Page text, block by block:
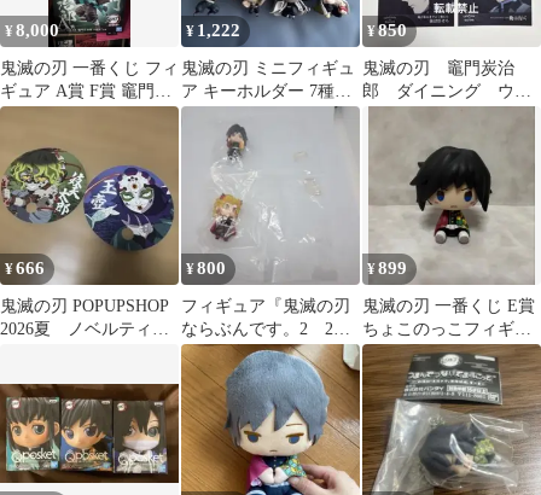
¥8,000
鬼滅の刃 一番くじ フィ
ギュア A賞 F賞 竈門炭
治郎冨岡義勇2体セット
¥ 1,222
鬼滅の刃 ミニフィギュ
ア キーホルダー 7種セ
ット
¥850
鬼滅の刃 竈門炭治
郎 ダイニング ウェ
¥666
鬼滅の刃 POPUPSHOP
2026夏 ノベルティ
¥800
フィギュア『鬼滅の刃
ならぶんです。2 2個
セット』
¥899
鬼滅の刃 一番くじ E賞
ちょこのっこフィギュ
ア 冨岡義勇